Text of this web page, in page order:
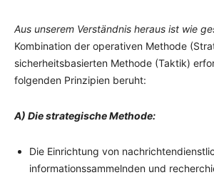
Aus unserem Verständnis heraus ist wie
Kombination der operativen Methode
sicherheitsbasierten Methode (Taktik)
folgenden Prinzipien beruht:
A) Die strategische Methode:
Die Einrichtung von
informationssammelnden und